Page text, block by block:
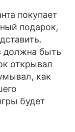
покупает
подарок,
должна быть
открывал
как
будет